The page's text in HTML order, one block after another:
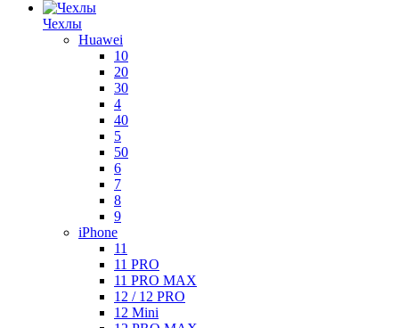
Чехлы
Huawei
10
20
30
4
40
5
50
6
7
8
9
iPhone
11
11 PRO
11 PRO MAX
12 / 12 PRO
12 Mini